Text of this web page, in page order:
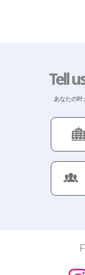
Tell
あなたの叶